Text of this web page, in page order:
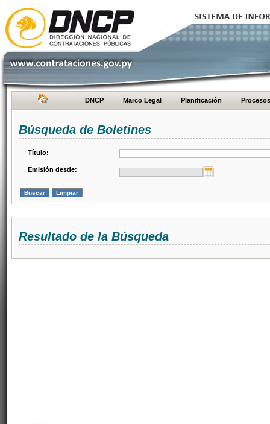
DNCP Marco Legal Planificación Procesos
Búsqueda de Boletines
Título:
Emisión desde:
Resultado de la Búsqueda